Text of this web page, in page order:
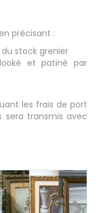
en précisant :
stock grenier
et patiné par
les frais de port
sera transmis avec